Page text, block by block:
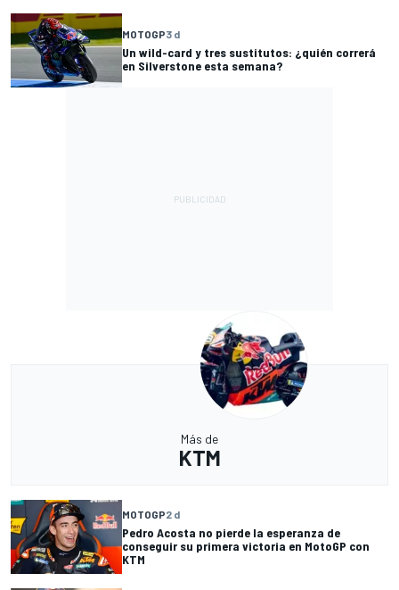
MOTOGP3 d
Un wild-card y tres sustitutos: ¿quién correrá
en Silverstone esta semana?
Más de
KTM
MOTOGP2 d
Pedro Acosta no pierde la esperanza de
conseguir su primera victoria en MotoGP con
KTM